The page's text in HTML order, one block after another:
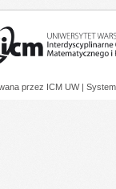
przez ICM UW |